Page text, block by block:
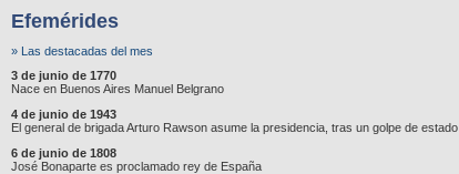
Efemérides
» Las destacadas del mes
3 de junio de 1770
Nace en Buenos Aires Manuel Belgrano
4 de junio de 1943
El general de brigada Arturo Rawson asume la presidencia, tras un golpe de estado
6 de junio de 1808
José Bonaparte es proclamado rey de España